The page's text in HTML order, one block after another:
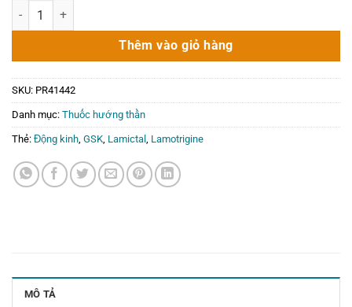
159.000₫.
là:
0₫.
Lamictal 50mg GSK 30 viên - Điều trị động kinh số lượng
Thêm vào giỏ hàng
SKU: PR41442
Danh mục: Thuốc hướng thần
Thẻ: Động kinh GSK Lamictal Lamotrigine
MÔ TẢ